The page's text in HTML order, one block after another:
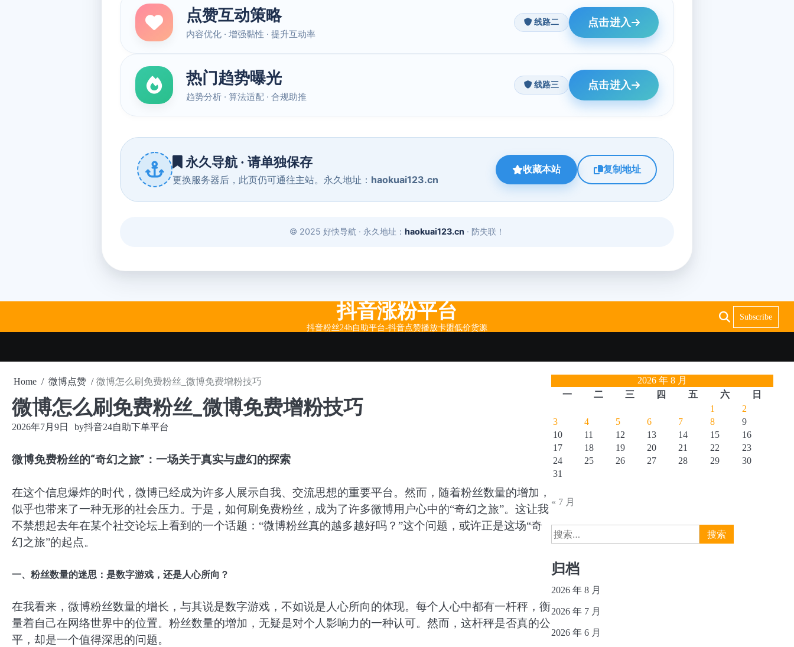
抖音涨粉平台
抖音粉丝24h自助平台-抖音点赞播放卡盟低价货源
Subscribe
Home 微博点赞 微博怎么刷免费粉丝_微博免费增粉技巧
微博怎么刷免费粉丝_微博免费增粉技巧
2026年7月9日 by抖音24自助下单平台
微博免费粉丝的“奇幻之旅”：一场关于真实与虚幻的探索
在这个信息爆炸的时代，微博已经成为许多人展示自我、交流思想的重要平台。然而，随着粉丝数量的增加，
似乎也带来了一种无形的社会压力。于是，如何刷免费粉丝，成为了许多微博用户心中的“奇幻之旅”。这让我
不禁想起去年在某个社交论坛上看到的一个话题：“微博粉丝真的越多越好吗？”这个问题，或许正是这场“奇
幻之旅”的起点。
一、粉丝数量的迷思：是数字游戏，还是人心所向？
在我看来，微博粉丝数量的增长，与其说是数字游戏，不如说是人心所向的体现。每个人心中都有一杆秤，衡
量着自己在网络世界中的位置。粉丝数量的增加，无疑是对个人影响力的一种认可。然而，这杆秤是否真的公
平，却是一个值得深思的问题。
2026 年 8 月
一
二 三 四 五 六
日
1
2
3
4 5 6 7 8
9
10
11 12 13 14 15
16
17
18 19 20 21 22
23
24
25 26 27 28 29
30
31
« 7 月
搜
索：
归档
2026 年 8 月
2026 年 7 月
2026 年 6 月